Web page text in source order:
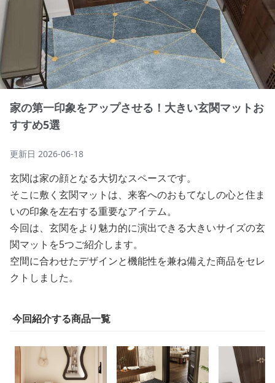
家の第一印象をアップさせる！大きい玄関マットお
すすめ5選
更新日 2026-06-18
玄関は家の顔となる大切なスペースです。
そこに敷く玄関マットは、来客へのおもてなしの心と住ま
いの印象を左右する重要なアイテム。
今回は、玄関をより魅力的に演出できる大きいサイズの玄
関マットを5つご紹介します。
空間に合わせたデザインと機能性を兼ね備えた商品をセレ
クトしました。
今回紹介する商品一覧